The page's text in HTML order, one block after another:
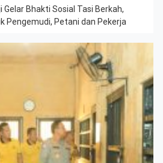
Bhakti Sosial Tasi Berkah,
Pengemudi, Petani dan Pekerja